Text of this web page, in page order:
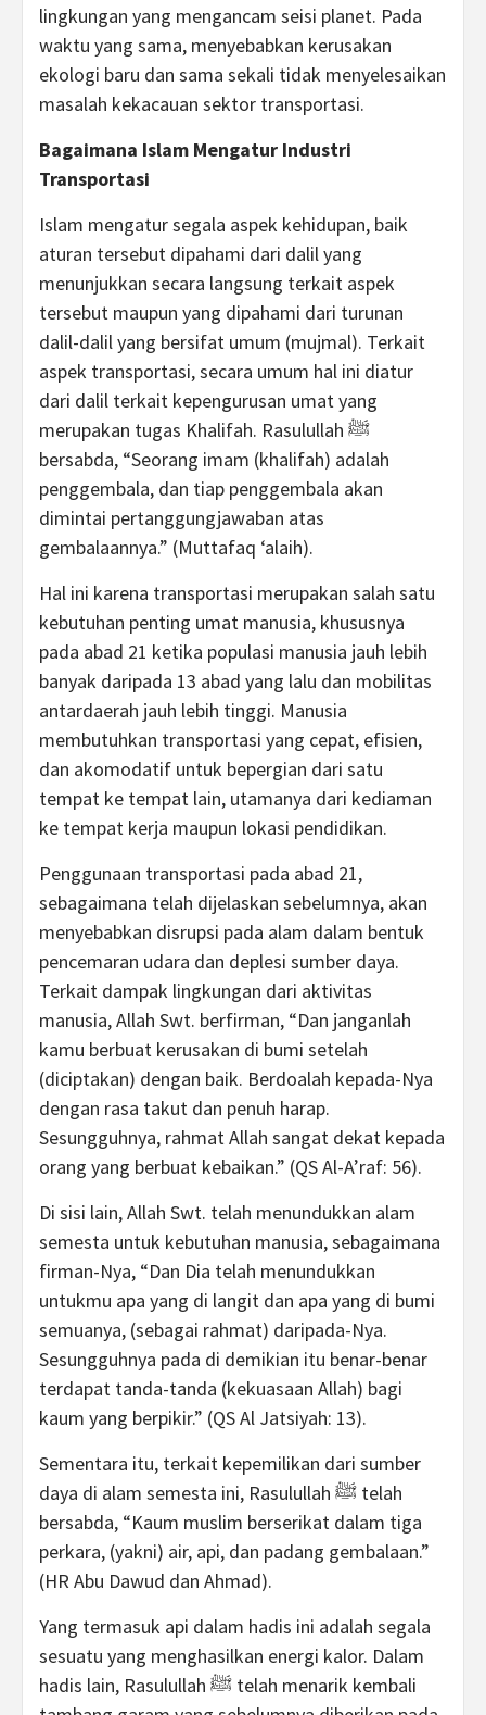
lingkungan yang mengancam seisi planet. Pada
waktu yang sama, menyebabkan kerusakan
ekologi baru dan sama sekali tidak menyelesaikan
masalah kekacauan sektor transportasi.
Bagaimana Islam Mengatur Industri
Transportasi
Islam mengatur segala aspek kehidupan, baik
aturan tersebut dipahami dari dalil yang
menunjukkan secara langsung terkait aspek
tersebut maupun yang dipahami dari turunan
dalil-dalil yang bersifat umum (mujmal). Terkait
aspek transportasi, secara umum hal ini diatur
dari dalil terkait kepengurusan umat yang
merupakan tugas Khalifah. Rasulullah ﷺ
bersabda, “Seorang imam (khalifah) adalah
penggembala, dan tiap penggembala akan
dimintai pertanggungjawaban atas
gembalaannya.” (Muttafaq ‘alaih).
Hal ini karena transportasi merupakan salah satu
kebutuhan penting umat manusia, khususnya
pada abad 21 ketika populasi manusia jauh lebih
banyak daripada 13 abad yang lalu dan mobilitas
antardaerah jauh lebih tinggi. Manusia
membutuhkan transportasi yang cepat, efisien,
dan akomodatif untuk bepergian dari satu
tempat ke tempat lain, utamanya dari kediaman
ke tempat kerja maupun lokasi pendidikan.
Penggunaan transportasi pada abad 21,
sebagaimana telah dijelaskan sebelumnya, akan
menyebabkan disrupsi pada alam dalam bentuk
pencemaran udara dan deplesi sumber daya.
Terkait dampak lingkungan dari aktivitas
manusia, Allah Swt. berfirman, “Dan janganlah
kamu berbuat kerusakan di bumi setelah
(diciptakan) dengan baik. Berdoalah kepada-Nya
dengan rasa takut dan penuh harap.
Sesungguhnya, rahmat Allah sangat dekat kepada
orang yang berbuat kebaikan.” (QS Al-A’raf: 56).
Di sisi lain, Allah Swt. telah menundukkan alam
semesta untuk kebutuhan manusia, sebagaimana
firman-Nya, “Dan Dia telah menundukkan
untukmu apa yang di langit dan apa yang di bumi
semuanya, (sebagai rahmat) daripada-Nya.
Sesungguhnya pada di demikian itu benar-benar
terdapat tanda-tanda (kekuasaan Allah) bagi
kaum yang berpikir.” (QS Al Jatsiyah: 13).
Sementara itu, terkait kepemilikan dari sumber
daya di alam semesta ini, Rasulullah ﷺ telah
bersabda, “Kaum muslim berserikat dalam tiga
perkara, (yakni) air, api, dan padang gembalaan.”
(HR Abu Dawud dan Ahmad).
Yang termasuk api dalam hadis ini adalah segala
sesuatu yang menghasilkan energi kalor. Dalam
hadis lain, Rasulullah ﷺ telah menarik kembali